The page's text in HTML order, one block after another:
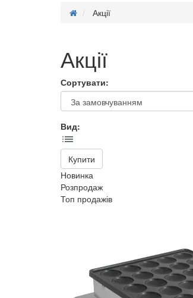
Акції
Акції
Сортувати:
Вид:
Купити
Новинка
Розпродаж
Топ продажів